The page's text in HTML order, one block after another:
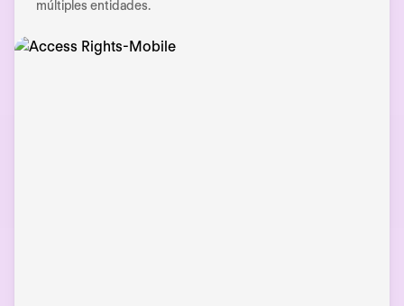
múltiples entidades.